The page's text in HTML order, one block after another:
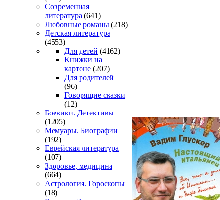
Современная
литература (641)
Любовные романы (218)
Детская литература
(4553)
Для детей (4162)
Книжки на
картоне (207)
Для родителей
(96)
Говорящие сказки
(12)
Боевики. Детективы
(1205)
Мемуары. Биографии
(192)
Еврейская литература
(107)
Здоровье, медицина
(664)
Астрология. Гороскопы
(18)